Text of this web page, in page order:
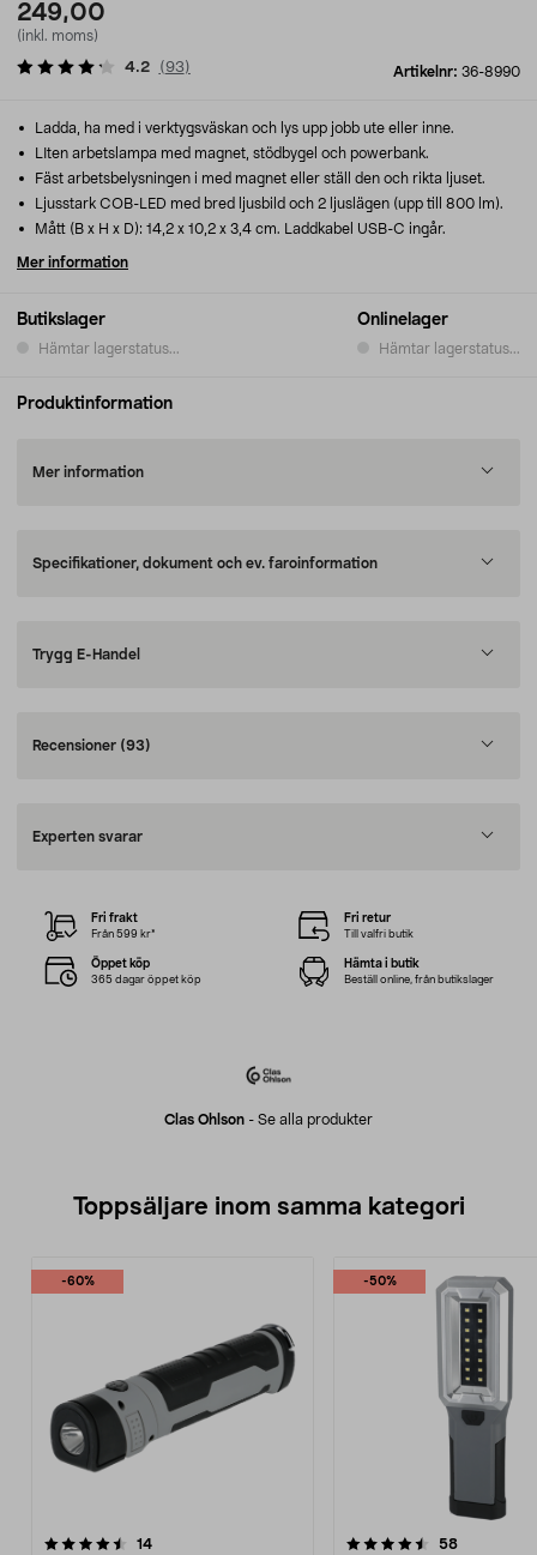
249,00
(inkl. moms)
Artikelnr: 36-8990
4.2 (93)
Butikslager
Hämtar lagerstatus...
Onlinelager
Hämtar lagerstatus...
Ladda, ha med i verktygsväskan och lys upp jobb ute eller inne.
LIten arbetslampa med magnet, stödbygel och powerbank.
Fäst arbetsbelysningen i med magnet eller ställ den och rikta ljuset.
Ljusstark COB-LED med bred ljusbild och 2 ljuslägen (upp till 800 lm).
Mått (B x H x D): 14,2 x 10,2 x 3,4 cm. Laddkabel USB-C ingår.
Mer information
Produktinformation
Mer information
Specifikationer, dokument och ev. faroinformation
Trygg E-Handel
Recensioner (93)
Experten svarar
Clas Ohlson - Se alla produkter
Fri frakt
Från 599 kr*
Fri retur
Till valfri butik
Öppet köp
365 dagar öppet köp
Hämta i butik
Beställ online, från butikslager
Toppsäljare inom samma kategori
-60%
14recensioner
-50%
4.5 av 5 stjärnor 58recensioner
4.5 av 5 stjärnor